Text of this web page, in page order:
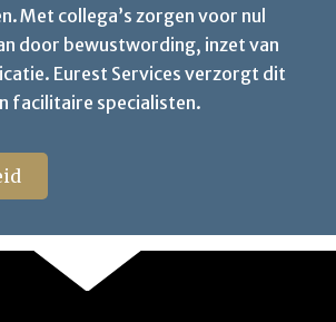
Met collega’s zorgen voor nul
door bewustwording, inzet van
Eurest Services verzorgt dit
facilitaire specialisten.